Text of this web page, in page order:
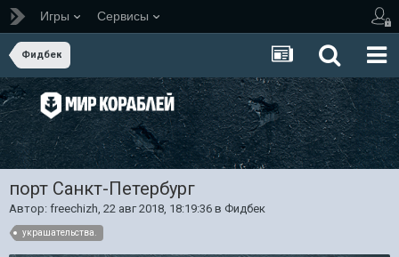
Игры Сервисы
Фидбек
порт Санкт-Петербург
Автор: freechizh, 22 авг 2018, 18:19:36 в Фидбек
украшательства.